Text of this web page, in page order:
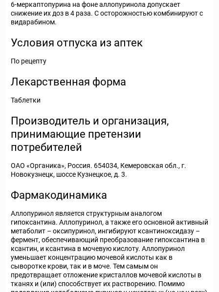
6-меркаптопурина на фоне аллопуринола допускает
снижение их доз в 4 раза. С осторожностью комбинируют с
видарабином.
Условия отпуска из аптек
По рецепту
Лекарственная форма
Таблетки
Производитель и организация,
принимающие претензии
потребителей
ОАО «Органика», Россия. 654034, Кемеровская обл., г.
Новокузнецк, шоссе Кузнецкое, д. 3.
Фармакодинамика
Аллопуринол является структурным аналогом
гипоксантина. Аллопуринол, а также его основной активный
метаболит – оксипуринол, ингибируют ксантиноксидазу –
фермент, обеспечивающий преобразование гипоксантина в
ксантин, и ксантина в мочевую кислоту. Аллопуринол
уменьшает концентрацию мочевой кислоты как в
сыворотке крови, так и в моче. Тем самым он
предотвращает отложение кристаллов мочевой кислоты в
тканях и (или) способствует их растворению. Помимо